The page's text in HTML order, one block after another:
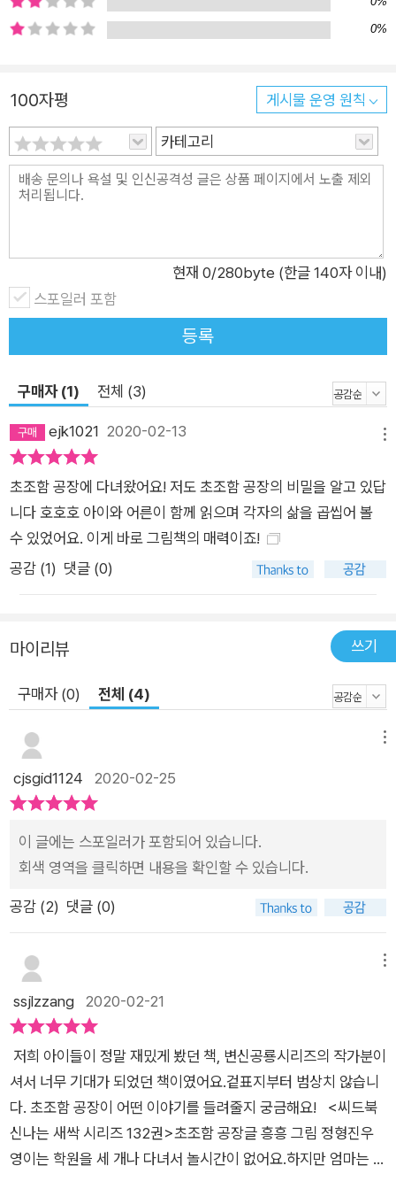
한 건 바로 ‘여유’예요. 초조함은 초조함을 낳고, 경쟁은 더 큰 경
니 이제 조급함을 내려놓고, 여유를 가져 보는 건 어때요? 그게
잘 안 된다고요? 맞아요, 하루아침에 바뀌기는 쉽지 않지요. 걱정
하지 마세요. 초조함 공장장이 도와줄 거니까요. 모두 함께 초조
함 공장으로 놀러 가 볼까요? 초조한 여러분 모두를 초대합니다!
0%
100자평 게시물 운영 원칙
카테고리
현재 0/280byte (한글 140자 이내)
스포일러 포함
등록
구매자 (1) 전체 (3)
ejk1021 2020-02-13
초조함 공장에 다녀왔어요! 저도 초조함 공장의 비밀을 알고 있답
니다 호호호 아이와 어른이 함께 읽으며 각자의 삶을 곱씹어 볼
수 있었어요. 이게 바로 그림책의 매력이죠!
공감 (1) 댓글 (0)
마이리뷰 쓰기
구매자 (0) 전체 (4)
cjsgid1124 2020-02-25
이 글에는 스포일러가 포함되어 있습니다.
회색 영역을 클릭하면 내용을 확인할 수 있습니다.
공감 (2) 댓글 (0)
ssjlzzang 2020-02-21
저희 아이들이 정말 재밌게 봤던 책, 변신공룡시리즈의 작가분이
셔서 너무 기대가 되었던 책이였어요.겉표지부터 범상치 않습니
다. 초조함 공장이 어떤 이야기를 들려줄지 궁금해요! <씨드북
신나는 새싹 시리즈 132권>초조함 공장글 흥흥 그림 정형진우
영이는 학원을 세 개나 다녀서 놀시간이 없어요.하지만 엄마는 세